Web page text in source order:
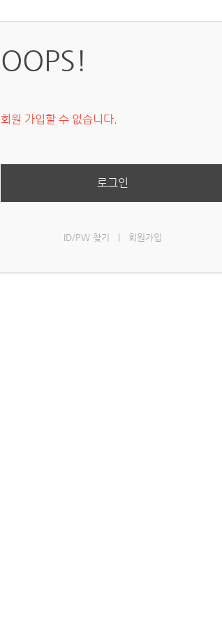
OOPS!
회원 가입할 수 없습니다.
로그인
ID/PW 찾기 회원가입